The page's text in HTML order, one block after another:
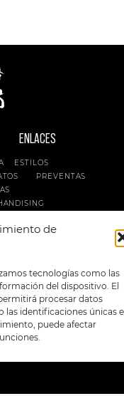
de
tecnologías como las
del dispositivo. El
procesar datos
identificaciones únicas
puede afectar
ENLACES
ESTILOS
PREVENTAS